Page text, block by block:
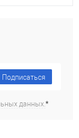
Подписаться
данных.*